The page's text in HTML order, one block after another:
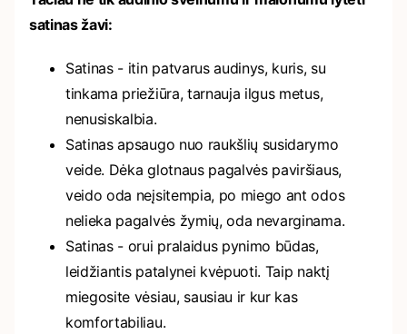
satinas žavi:
Satinas - itin patvarus audinys, kuris, su
tinkama priežiūra, tarnauja ilgus metus,
nenusiskalbia.
Satinas apsaugo nuo raukšlių susidarymo
veide. Dėka glotnaus pagalvės paviršiaus,
veido oda neįsitempia, po miego ant odos
nelieka pagalvės žymių, oda nevarginama.
Satinas - orui pralaidus pynimo būdas,
leidžiantis patalynei kvėpuoti. Taip naktį
miegosite vėsiau, sausiau ir kur kas
komfortabiliau.